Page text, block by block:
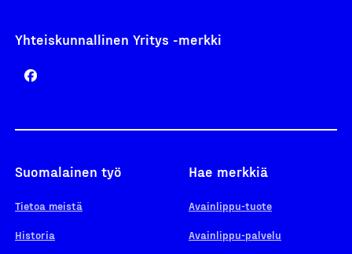
Yhteiskunnallinen Yritys -merkki
Suomalainen työ
Tietoa meistä
Historia
Hae merkkiä
Avainlippu-tuote
Avainlippu-palvelu